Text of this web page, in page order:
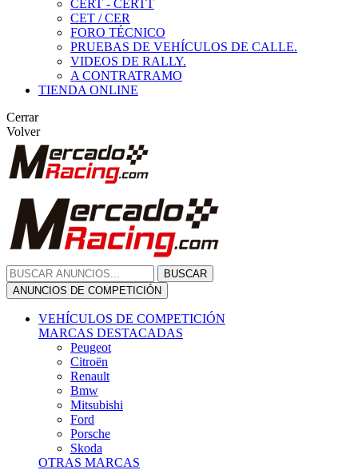
CERT - CERTT
CET / CER
FORO TÉCNICO
PRUEBAS DE VEHÍCULOS DE CALLE.
VIDEOS DE RALLY.
A CONTRATRAMO
TIENDA ONLINE
Cerrar
Volver
BUSCAR
ANUNCIOS DE COMPETICIÓN
VEHÍCULOS DE COMPETICIÓN
MARCAS DESTACADAS
Peugeot
Citroën
Renault
Bmw
Mitsubishi
Ford
Porsche
Skoda
OTRAS MARCAS